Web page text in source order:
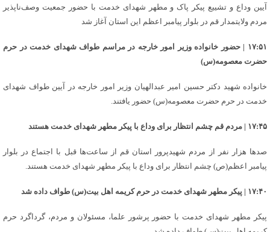
آیین وداع و تشییع پیکر پاک و مطهر شهدای خدمت با حضور جمعیت وصف‌ناپذیر
مردم ولایتمدار قم در بلوار پیامبر اعظم این استان آغاز شد
۱۷:۵۱ | حضور خانواده وزیر امور خارجه در مراسم طواف شهدای خدمت در حرم
حضرت معصومه(س)
خانواده شهید دکتر حسین امیر عبدالهیان وزیر امور خارجه در آیین طواف شهدای
خدمت در حرم حضرت معصومه(س) حضور یافتند.
۱۷:۴۵ | مردم قم چشم انتظار برای وداع با پیکر مطهر شهدای خدمت هستند
صدها هزار نفر از مردم شهیدپرور استان قم از ساعت‌ها قبل با اجتماع در بلوار
پیامبر اعظم(ص) چشم انتظار برای وداع با پیکر مطهر شهدای خدمت هستند.
۱۷:۴۰ | پیکر مطهر شهدای خدمت در حرم کریمه اهل بیت(س) طواف داده شد
پیکر مطهر شهدای خدمت با حضور پرشور علما، مسئولان و مردم، گرداگرد حرم